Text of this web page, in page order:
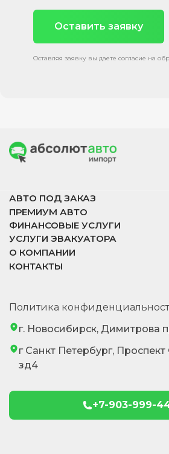
Оставить заявку
Оставляя заявку вы даете согласие на
АВТО ПОД ЗАКАЗ
ПРЕМИУМ АВТО
ФИНАНСОВЫЕ УСЛУГИ
УСЛУГИ ЭВАКУАТОРА
О КОМПАНИИ
КОНТАКТЫ
Политика
г. Новосибирск, Димитрова
г Санкт Петербург,
зд4
+7-903-999-